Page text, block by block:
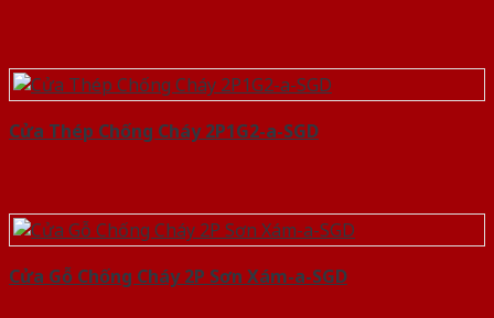
Cửa Thép Chống Cháy 2P1G2-a-SGD
Cửa Gỗ Chống Cháy 2P Sơn Xám-a-SGD